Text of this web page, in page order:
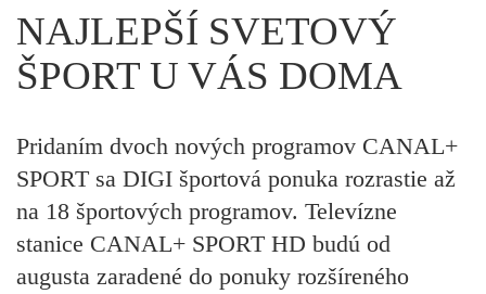
NAJLEPŠÍ SVETOVÝ
ŠPORT U VÁS DOMA
Pridaním dvoch nových programov CANAL+
SPORT sa DIGI športová ponuka rozrastie až
na 18 športových programov. Televízne
stanice CANAL+ SPORT HD budú od
augusta zaradené do ponuky rozšíreného